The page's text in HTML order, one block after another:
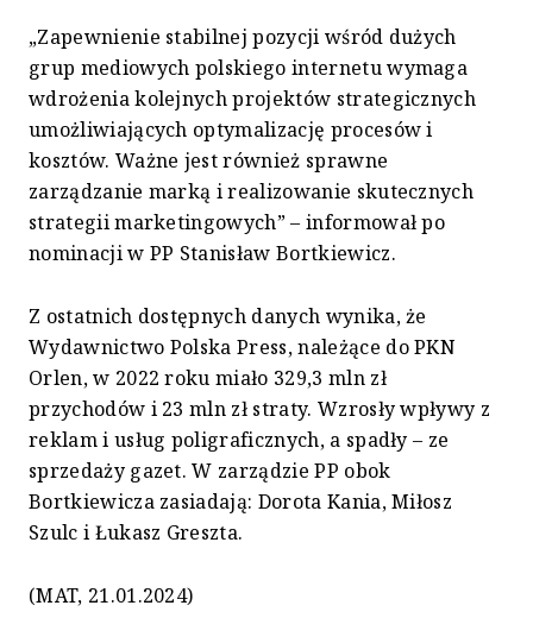
„Zapewnienie stabilnej pozycji wśród dużych
grup mediowych polskiego internetu wymaga
wdrożenia kolejnych projektów strategicznych
umożliwiających optymalizację procesów i
kosztów. Ważne jest również sprawne
zarządzanie marką i realizowanie skutecznych
strategii marketingowych” – informował po
nominacji w PP Stanisław Bortkiewicz.
Z ostatnich dostępnych danych wynika, że
Wydawnictwo Polska Press, należące do PKN
Orlen, w 2022 roku miało 329,3 mln zł
przychodów i 23 mln zł straty. Wzrosły wpływy z
reklam i usług poligraficznych, a spadły – ze
sprzedaży gazet. W zarządzie PP obok
Bortkiewicza zasiadają: Dorota Kania, Miłosz
Szulc i Łukasz Greszta.
(MAT, 21.01.2024)